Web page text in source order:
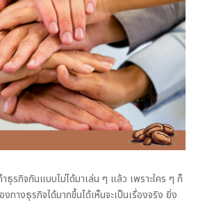
ธุรกิจกันแบบไม่ได้มาเล่น ๆ แล้ว เพราะใคร ๆ ก็
ทางธุรกิจได้มากขึ้นได้เห็นจะเป็นเรื่องจริง ยิ่ง